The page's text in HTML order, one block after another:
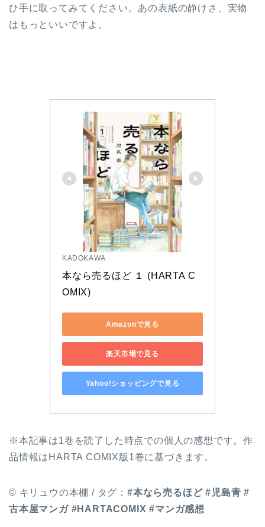
ひ手に取ってみてください。あの表紙の静けさ、実物
はもっといいですよ。
KADOKAWA
本なら売るほど １ (HARTA C
OMIX)
Amazonで見る
楽天市場で見る
Yahoo!ショッピングで見る
※本記事は1巻を読了した時点での個人の感想です。作
品情報はHARTA COMIX版1巻に基づきます。
© キリュウの本棚 / タグ： #本なら売るほど #児島青 #
古本屋マンガ #HARTACOMIX #マンガ感想